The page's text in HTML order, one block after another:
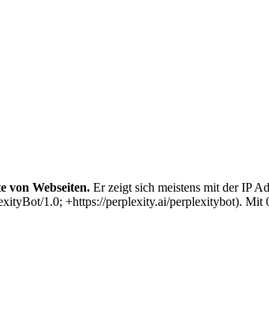
von Webseiten. Er zeigt sich meistens mit der IP
1.0; +https://perplexity.ai/perplexitybot). Mit